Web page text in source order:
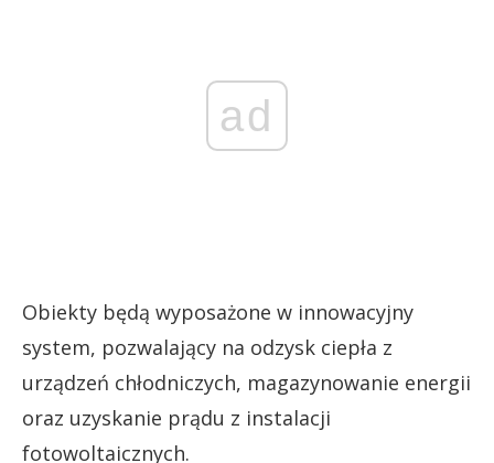
ad
Obiekty będą wyposażone w innowacyjny
system, pozwalający na odzysk ciepła z
urządzeń chłodniczych, magazynowanie energii
oraz uzyskanie prądu z instalacji
fotowoltaicznych.